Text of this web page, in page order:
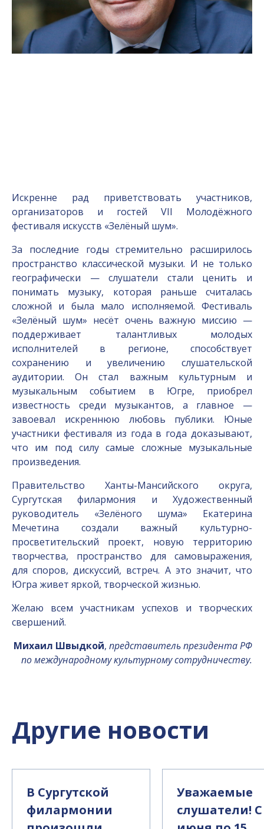
Искренне рад приветствовать участников,
организаторов и гостей VII Молодёжного
фестиваля искусств «Зелёный шум».
За последние годы стремительно расширилось
пространство классической музыки. И не только
географически — слушатели стали ценить и
понимать музыку, которая раньше считалась
сложной и была мало исполняемой. Фестиваль
«Зелёный шум» несёт очень важную миссию —
поддерживает талантливых молодых
исполнителей в регионе, способствует
сохранению и увеличению слушательской
аудитории. Он стал важным культурным и
музыкальным событием в Югре, приобрел
известность среди музыкантов, а главное —
завоевал искреннюю любовь публики. Юные
участники фестиваля из года в года доказывают,
что им под силу самые сложные музыкальные
произведения.
Правительство Ханты-Мансийского округа,
Сургутская филармония и Художественный
руководитель «Зелёного шума» Екатерина
Мечетина создали важный культурно-
просветительский проект, новую территорию
творчества, пространство для самовыражения,
для споров, дискуссий, встреч. А это значит, что
Югра живет яркой, творческой жизнью.
Желаю всем участникам успехов и творческих
свершений.
Михаил Швыдкой, представитель президента РФ
по международному культурному сотрудничеству.
Другие новости
В Сургутской
филармонии
Уважаемые
слушатели! С